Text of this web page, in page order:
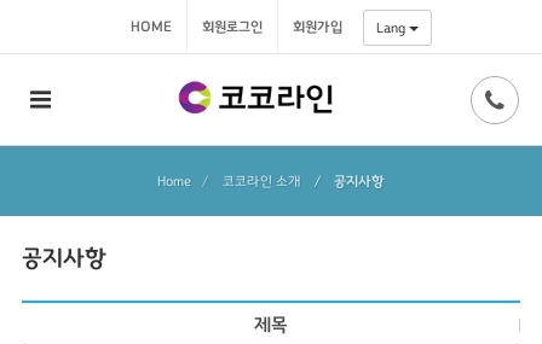
HOME 회원로그인 회원가입 Lang
Home 코코라인 소개 / 공지사항
공지사항
제목